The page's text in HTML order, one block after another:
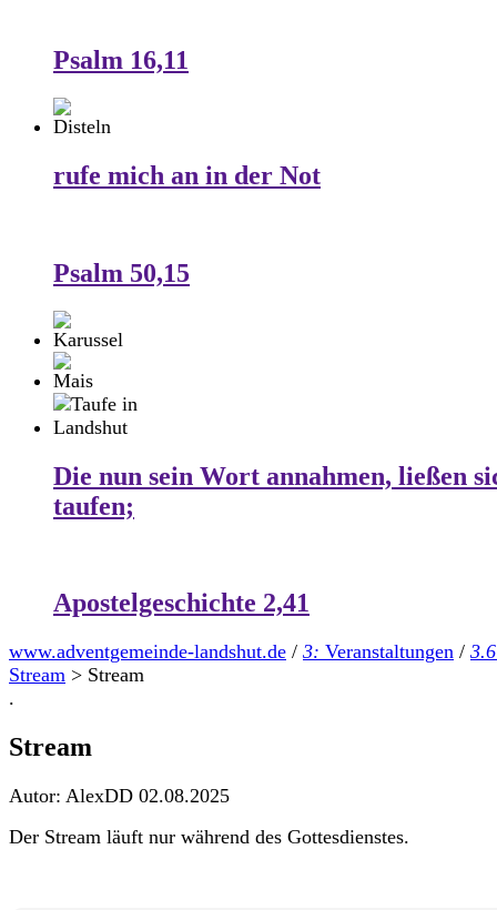
Psalm 16,11
rufe mich an in der Not
Psalm 50,15
Die nun sein Wort annahmen, ließen
taufen;
Apostelgeschichte 2,41
www.adventgemeinde-landshut.de / 3: Veranstaltungen /
Stream > Stream
.
Stream
Autor: AlexDD 02.08.2025
Der Stream läuft nur während des Gottesdienstes.